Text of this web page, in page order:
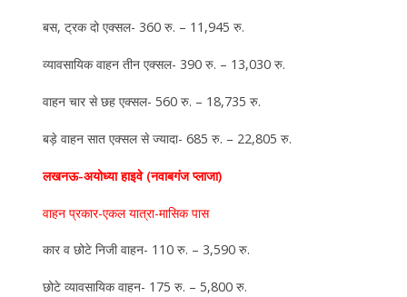
बस, ट्रक दो एक्सल- 360 रु. – 11,945 रु.
व्यावसायिक वाहन तीन एक्सल- 390 रु. – 13,030 रु.
वाहन चार से छह एक्सल- 560 रु. – 18,735 रु.
बड़े वाहन सात एक्सल से ज्यादा- 685 रु. – 22,805 रु.
लखनऊ-अयोध्या हाइवे (नवाबगंज प्लाजा)
वाहन प्रकार-एकल यात्रा-मासिक पास
कार व छोटे निजी वाहन- 110 रु. – 3,590 रु.
छोटे व्यावसायिक वाहन- 175 रु. – 5,800 रु.